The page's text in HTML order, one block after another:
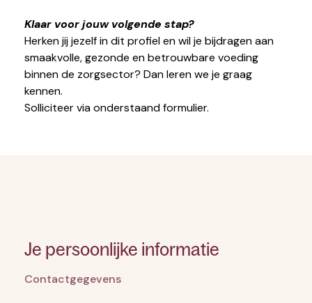
Klaar voor jouw volgende stap?
Herken jij jezelf in dit profiel en wil je bijdragen aan
smaakvolle, gezonde en betrouwbare voeding
binnen de zorgsector? Dan leren we je graag
kennen.
Solliciteer via onderstaand formulier.
Je persoonlijke informatie
Contactgegevens